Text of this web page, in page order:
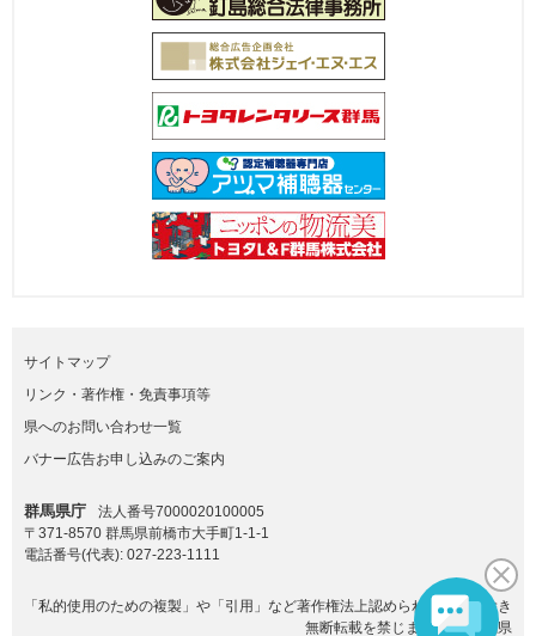
サイトマップ
リンク・著作権・免責事項等
県へのお問い合わせ一覧
バナー広告お申し込みのご案内
群馬県庁
法人番号7000020100005
〒371-8570 群馬県前橋市大手町1-1-1
電話番号(代表): 027-223-1111
「私的使用のための複製」や「引用」など著作権法上認められた場合を除き
無断転載を禁じます。(C)群馬県